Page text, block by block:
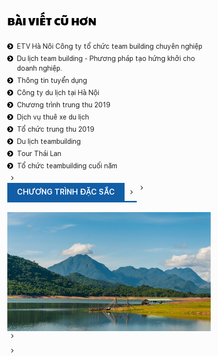
BÀI VIẾT CŨ HƠN
ETV Hà Nôi Công ty tổ chức team building chuyên nghiệp
Du lịch team building - Phương pháp tạo hứng khởi cho
doanh nghiệp.
Thông tin tuyển dụng
Công ty du lịch tại Hà Nội
Chương trình trung thu 2019
Dịch vụ thuê xe du lịch
Tổ chức trung thu 2019
Du lịch teambuilding
Tour Thái Lan
Tổ chức teambuilding cuối năm
CHƯƠNG TRÌNH ĐẶC SẮC